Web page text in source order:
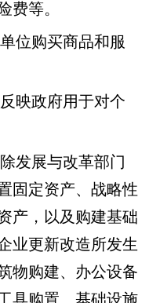
费等。
位购买商品和服
映政府用于对个
发展与改革部门
固定资产、战略性
产，以及购建基础
业更新改造所发生
物购建、办公设备
具购置、基础设施